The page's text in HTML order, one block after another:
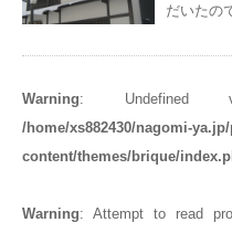
だいたの
Warning: Undefined
/home/xs882430/nagomi-
content/themes/brique/
Warning: Attempt to read